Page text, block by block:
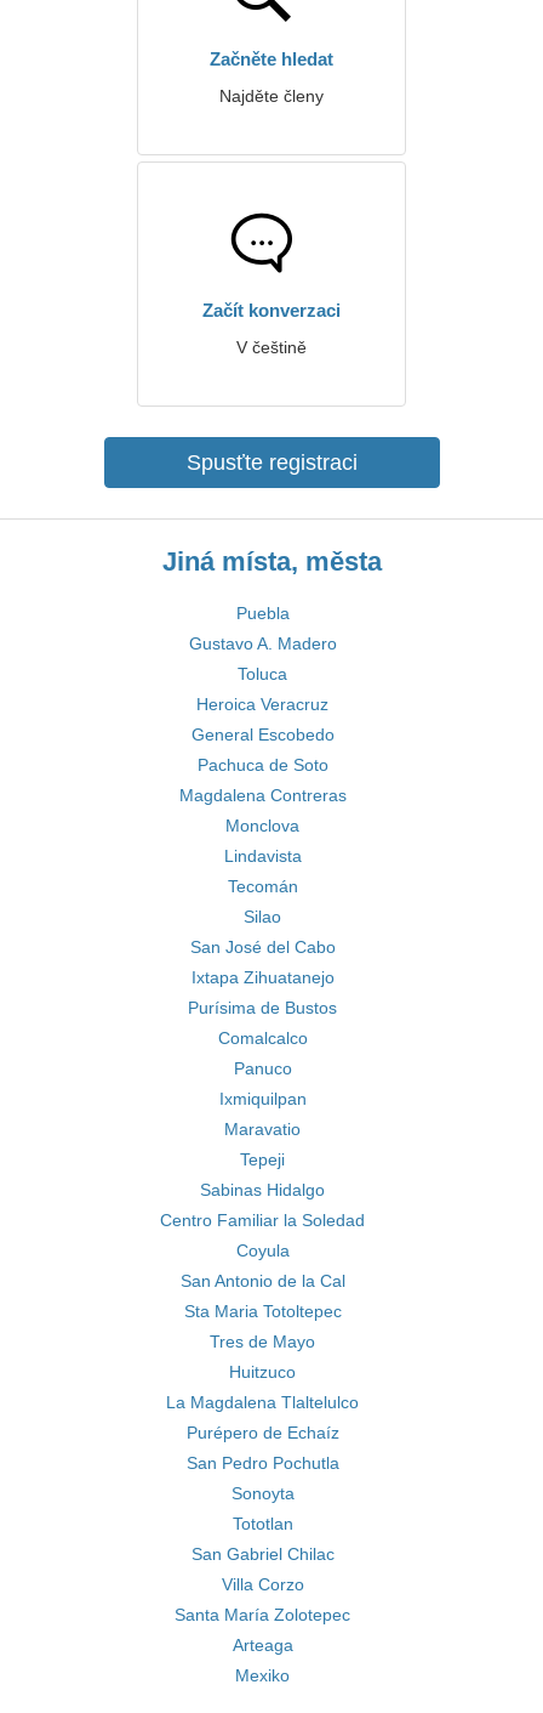
Začněte hledat
Najděte členy
Začít konverzaci
V češtině
Spusťte registraci
Jiná místa, města
Puebla
Gustavo A. Madero
Toluca
Heroica Veracruz
General Escobedo
Pachuca de Soto
Magdalena Contreras
Monclova
Lindavista
Tecomán
Silao
San José del Cabo
Ixtapa Zihuatanejo
Purísima de Bustos
Comalcalco
Panuco
Ixmiquilpan
Maravatio
Tepeji
Sabinas Hidalgo
Centro Familiar la Soledad
Coyula
San Antonio de la Cal
Sta Maria Totoltepec
Tres de Mayo
Huitzuco
La Magdalena Tlaltelulco
Purépero de Echaíz
San Pedro Pochutla
Sonoyta
Tototlan
San Gabriel Chilac
Villa Corzo
Santa María Zolotepec
Arteaga
Mexiko